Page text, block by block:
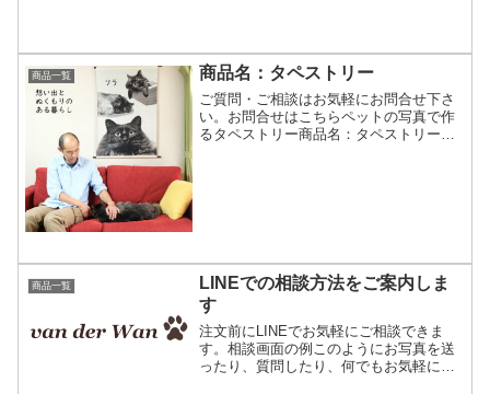
注文の流...
商品一覧 商品名：タペストリー
ご質問・ご相談はお気軽にお問合せ下さ
い。お問合せはこちらペットの写真で作
るタペストリー商品名：タペストリー商
商品一覧
LINEでの相談方法をご案内しま
す
注文前にLINEでお気軽にご相談できま
す。相談画面の例このようにお写真を送
ったり、質問したり、何でもお気軽にご